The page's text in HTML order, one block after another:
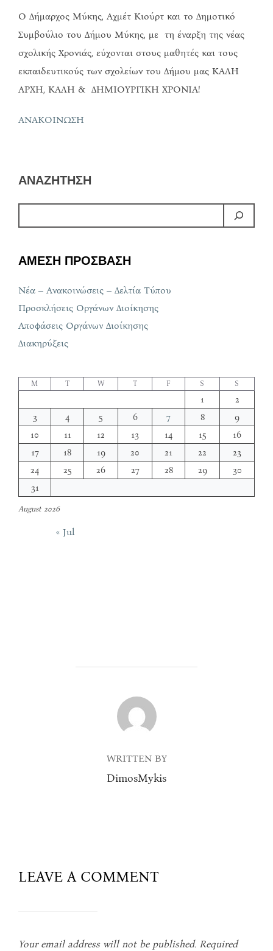
Ο Δήμαρχος Μύκης, Αχμέτ Κιούρτ και το Δημοτικό
Συμβούλιο του Δήμου Μύκης, με τη έναρξη της νέας
σχολικής Χρονιάς, εύχονται στους μαθητές και τους
εκπαιδευτικούς των σχολείων του Δήμου μας ΚΑΛΗ
ΑΡΧΗ, ΚΑΛΗ & ΔΗΜΙΟΥΡΓΙΚΗ ΧΡΟΝΙΑ!
ΑΝΑΚΟΙΝΩΣΗ
ΑΝΑΖΗΤΗΣΗ
ΑΜΕΣΗ ΠΡΟΣΒΑΣΗ
Νέα – Ανακοινώσεις – Δελτία Τύπου
Προσκλήσεις Οργάνων Διοίκησης
Αποφάσεις Οργάνων Διοίκησης
Διακηρύξεις
August 2026
M T W T F S S
1
2
3
4 5 6 7 8
9
10
11 12 13 14 15
16
17
18 19 20 21 22
23
24
25 26 27 28 29
30
31
« Jul
POST AUTHOR
WRITTEN BY
DimosMykis
LEAVE A COMMENT
Your email address will not be published. Required